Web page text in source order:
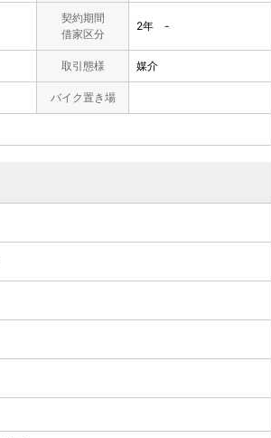
契約期間
借家区分
2年 -
取引態様 媒介
バイク置き場